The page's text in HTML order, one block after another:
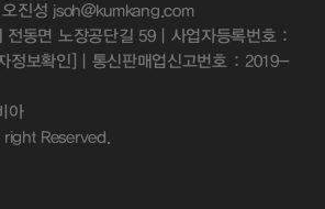
진성 jsoh@kumkang.com
전동면 노장공단길 59 | 사업자등록번호 :
정보확인] | 통신판매업신고번호 : 2019-
아
Reserved.